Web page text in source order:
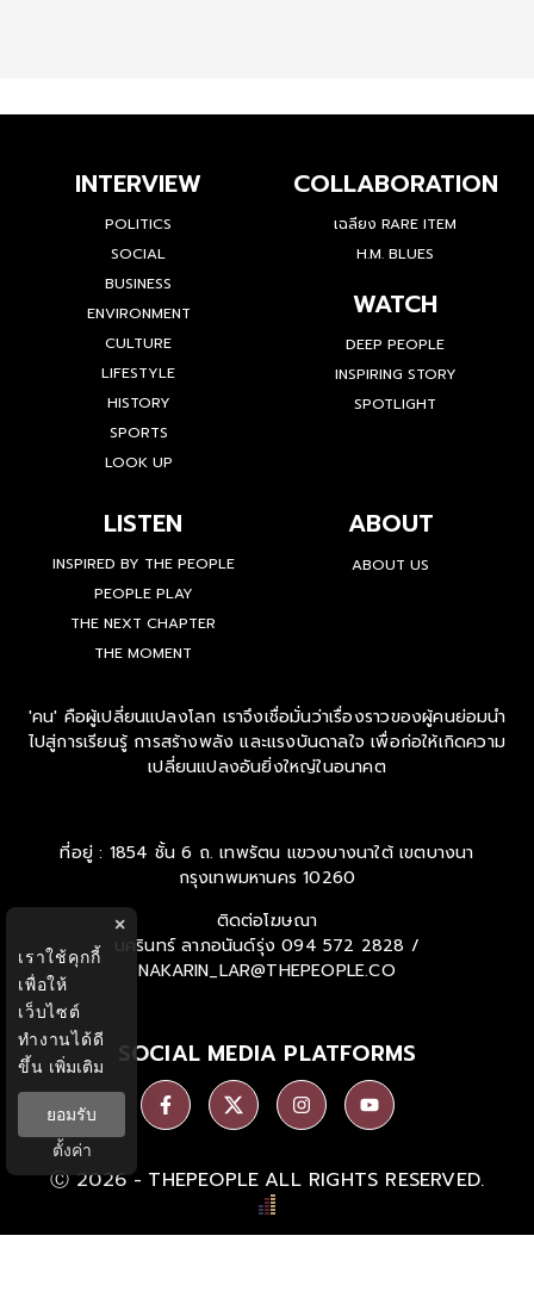
INTERVIEW
POLITICS
SOCIAL
BUSINESS
ENVIRONMENT
CULTURE
LIFESTYLE
HISTORY
SPORTS
LOOK UP
COLLABORATION
เฉลียง RARE ITEM
H.M. BLUES
WATCH
DEEP PEOPLE
INSPIRING STORY
SPOTLIGHT
LISTEN
INSPIRED BY THE PEOPLE
PEOPLE PLAY
THE NEXT CHAPTER
THE MOMENT
ABOUT
ABOUT US
'คน' คือผู้เปลี่ยนแปลงโลก เราจึงเชื่อมั่นว่าเรื่องราวของผู้คนย่อมนำ
ไปสู่การเรียนรู้ การสร้างพลัง และแรงบันดาลใจ เพื่อก่อให้เกิดความ
เปลี่ยนแปลงอันยิ่งใหญ่ในอนาคต
ที่อยู่ : 1854 ชั้น 6 ถ. เทพรัตน แขวงบางนาใต้ เขตบางนา
กรุงเทพมหานคร 10260
ติดต่อโฆษณา
นครินทร์ ลาภอนันด์รุ่ง 094 572 2828 /
NAKARIN_LAR@THEPEOPLE.CO
SOCIAL MEDIA PLATFORMS
Ⓒ 2026 - THEPEOPLE ALL RIGHTS RESERVED.
×
เราใช้คุกกี้
เพื่อให้
เว็บไซต์
ทำงานได้ดี
ขึ้น เพิ่มเติม
ยอมรับ
ตั้งค่า